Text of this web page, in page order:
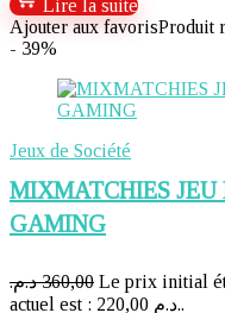
Lire la suite
Ajouter aux favorisProduit
- 39%
Jeux de Société
MIXMATCHIES JEU
GAMING
360,00 د.م.
actuel est : 220,00 د.م..